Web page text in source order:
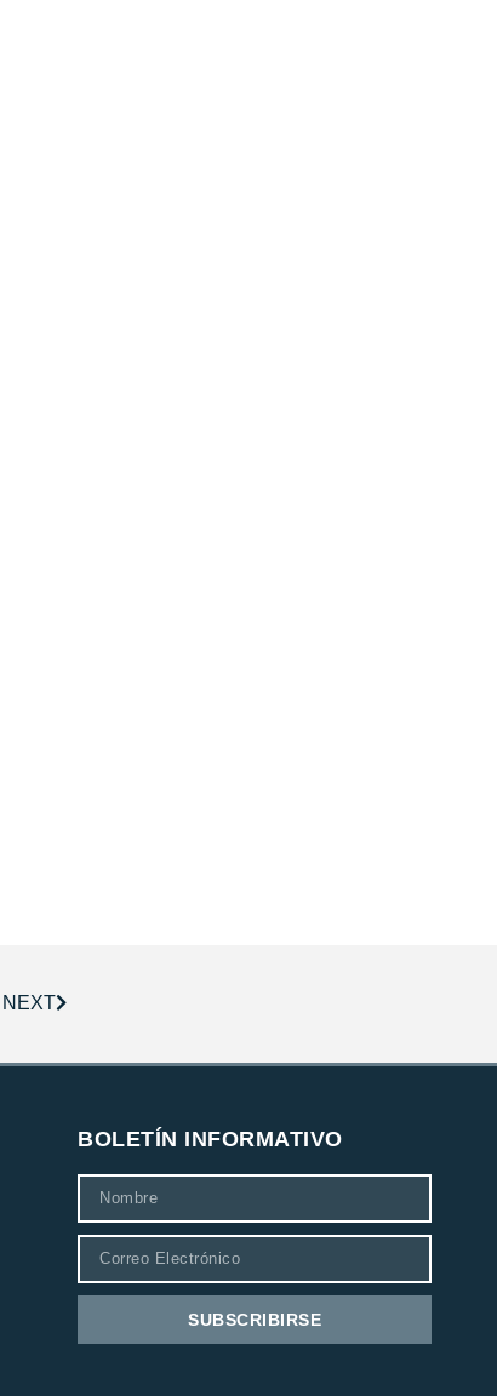
NEXT
BOLETÍN INFORMATIVO
SUBSCRIBIRSE